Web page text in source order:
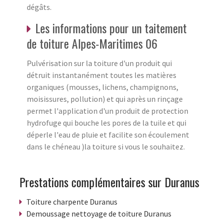
dégâts.
Les informations pour un taitement
de toiture Alpes-Maritimes 06
Pulvérisation sur la toiture d'un produit qui
détruit instantanément toutes les matières
organiques (mousses, lichens, champignons,
moisissures, pollution) et qui après un rinçage
permet l'application d'un produit de protection
hydrofuge qui bouche les pores de la tuile et qui
déperle l'eau de pluie et facilite son écoulement
dans le chéneau )la toiture si vous le souhaitez.
Prestations complémentaires sur Duranus
Toiture charpente Duranus
Demoussage nettoyage de toiture Duranus